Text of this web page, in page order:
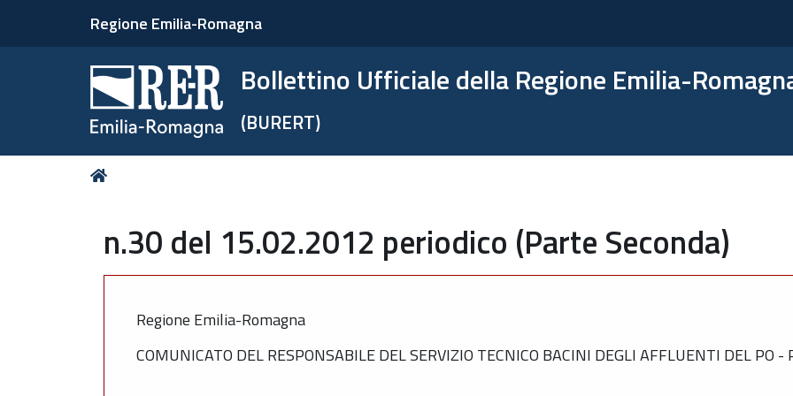
Regione Emilia-Romagna
Bollettino Ufficiale della Regione Emilia-
(BURERT)
Tu
n.30 del 15.02.2012 periodico (Parte Seconda)
Regione Emilia-Romagna
COMUNICATO DEL RESPONSABILE DEL SERVIZIO TECNICO BACINI DEGLI AFFLUENTI DEL PO -